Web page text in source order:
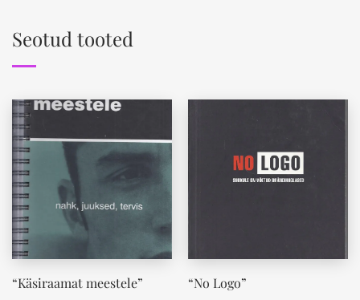
Seotud tooted
“Käsiraamat meestele” “No Logo”